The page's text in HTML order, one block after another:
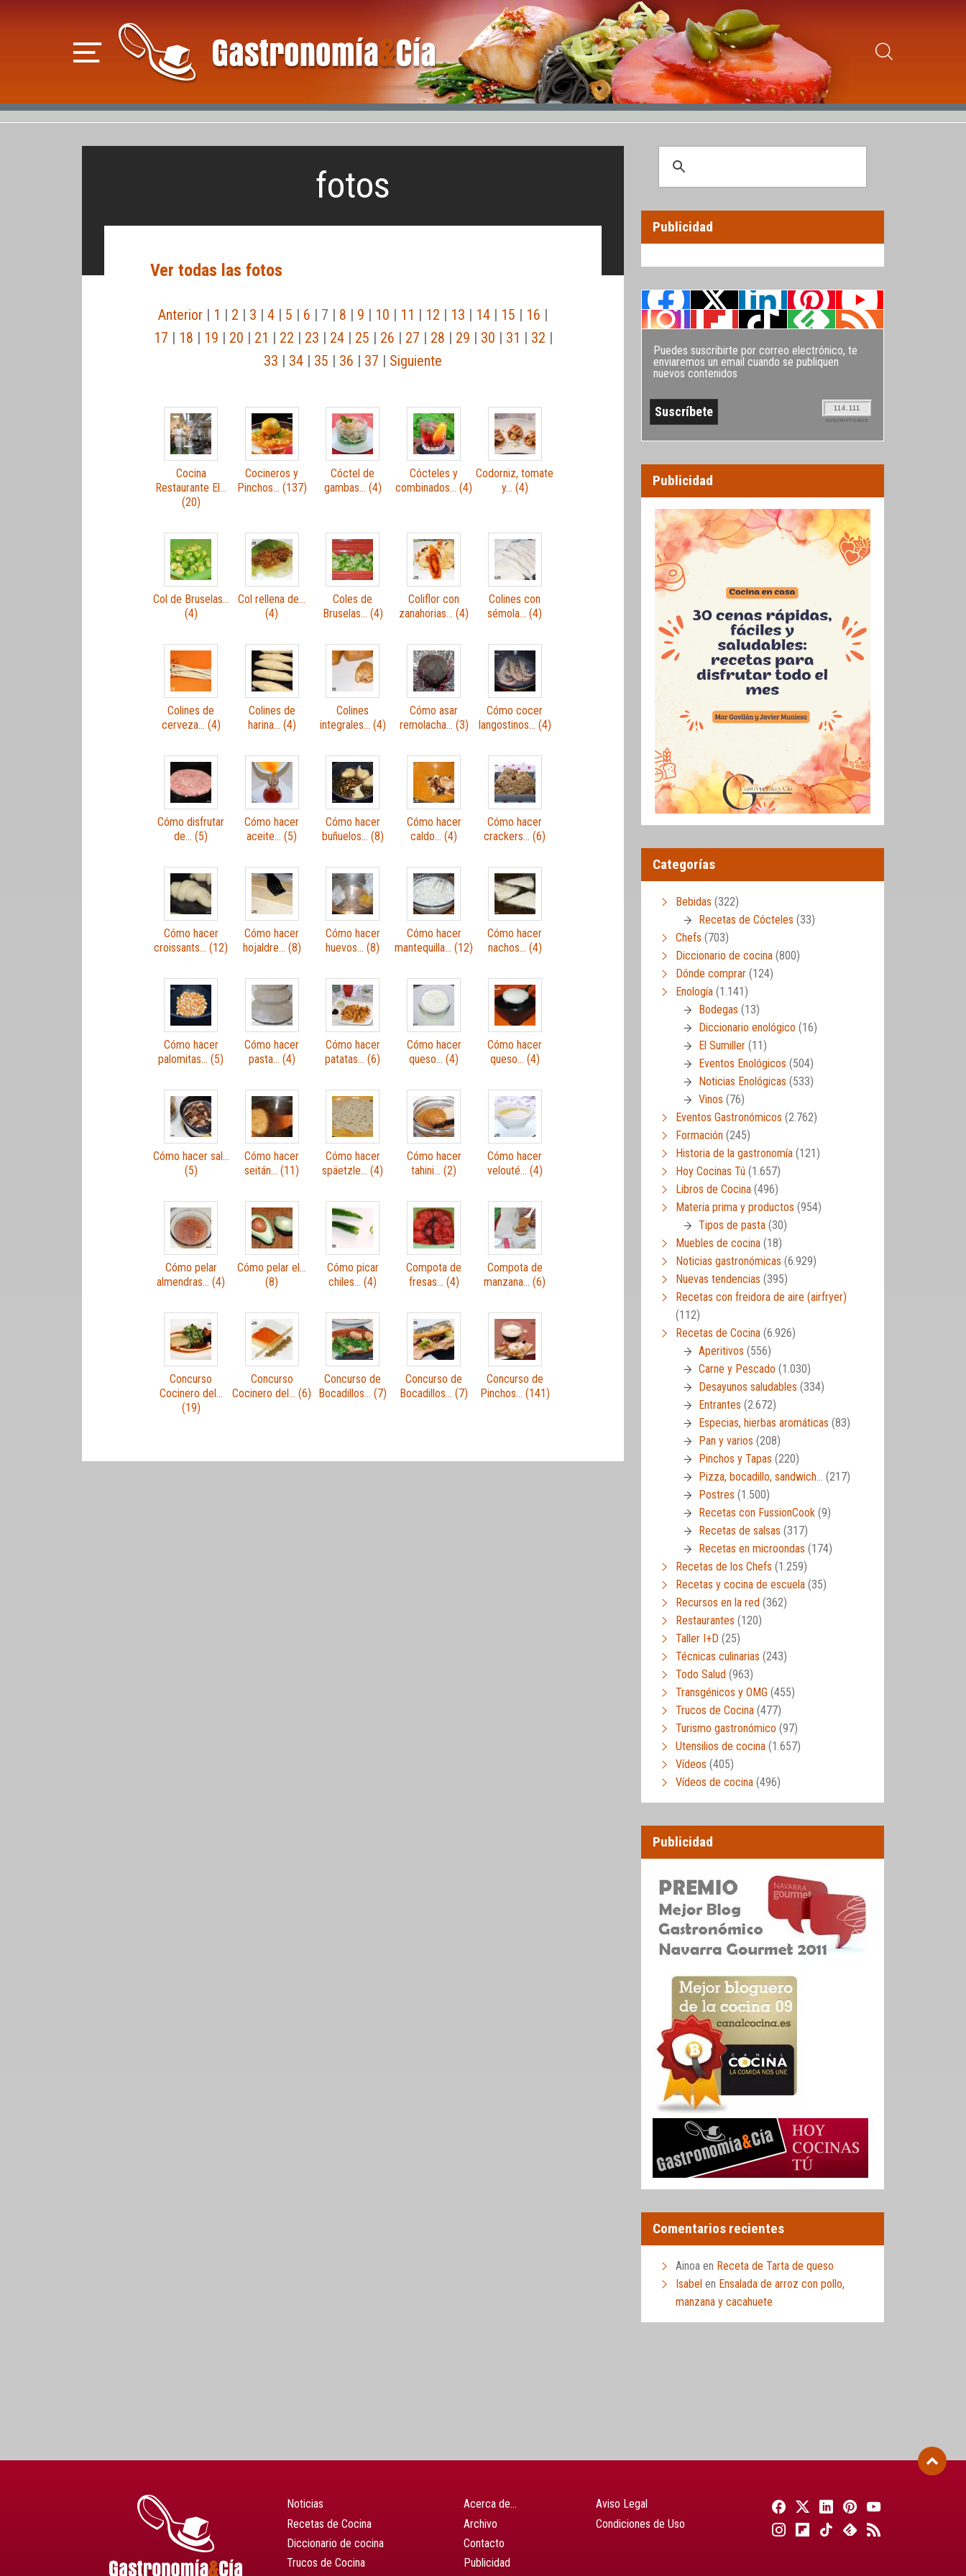
fotos
Ver todas las fotos
Anterior | 1 | 2 | 3 | 4 | 5 | 6 | 7 | 8 | 9 | 10 | 11 | 12 | 13 | 14 | 15 | 16 |
17 | 18 | 19 | 20 | 21 | 22 | 23 | 24| 25 | 26 | 27 | 28 | 29 | 30 | 31 | 32 |
33 | 34 | 35 | 36 | 37 | Siguiente
Cocina
Restaurante El…
(20)
Cocineros y
Pinchos… (137)
Cóctel de
gambas… (4)
Cócteles y
combinados… (4)
Codorniz, tomate
y… (4)
Col de Bruselas…
(4)
Col rellena de…
(4)
Coles de
Bruselas… (4)
Coliflor con
zanahorias… (4)
Colines con
sémola… (4)
Colines de
cerveza… (4)
Colines de
harina… (4)
Colines
integrales… (4)
Cómo asar
remolacha… (3)
Cómo cocer
langostinos… (4)
Cómo disfrutar
de… (5)
Cómo hacer
aceite… (5)
Cómo hacer
buñuelos… (8)
Cómo hacer
caldo… (4)
Cómo hacer
crackers… (6)
Cómo hacer
croissants… (12)
Cómo hacer
hojaldre… (8)
Cómo hacer
huevos… (8)
Cómo hacer
mantequilla… (12)
Cómo hacer
nachos… (4)
Cómo hacer
palomitas… (5)
Cómo hacer
pasta… (4)
Cómo hacer
patatas… (6)
Cómo hacer
queso… (4)
Cómo hacer
queso… (4)
Cómo hacer sal…
(5)
Cómo hacer
seitán… (11)
Cómo hacer
späetzle… (4)
Cómo hacer
tahini… (2)
Cómo hacer
velouté… (4)
Cómo pelar
almendras… (4)
Cómo pelar el…
(8)
Cómo picar
chiles… (4)
Compota de
fresas… (4)
Compota de
manzana… (6)
Concurso
Cocinero del…
(19)
Concurso
Cocinero del… (6)
Concurso de
Bocadillos… (7)
Concurso de
Bocadillos… (7)
Concurso de
Pinchos… (141)
Publicidad
Puedes suscribirte por correo electrónico, te
enviaremos un email cuando se publiquen
nuevos contenidos
114.111
SUSCRIPTORES
Publicidad
Categorías
Bebidas (322)
Recetas de Cócteles (33)
Chefs (703)
Diccionario de cocina (800)
Dónde comprar (124)
Enología (1.141)
Bodegas (13)
Diccionario enológico (16)
El Sumiller (11)
Eventos Enológicos (504)
Noticias Enológicas (533)
Vinos (76)
Eventos Gastronómicos (2.762)
Formación (245)
Historia de la gastronomía (121)
Hoy Cocinas Tú (1.657)
Libros de Cocina (496)
Materia prima y productos (954)
Tipos de pasta (30)
Muebles de cocina (18)
Noticias gastronómicas (6.929)
Nuevas tendencias (395)
Recetas con freidora de aire (airfryer)
(112)
Recetas de Cocina (6.926)
Aperitivos (556)
Carne y Pescado (1.030)
Desayunos saludables (334)
Entrantes (2.672)
Especias, hierbas aromáticas (83)
Pan y varios (208)
Pinchos y Tapas (220)
Pizza, bocadillo, sandwich… (217)
Postres (1.500)
Recetas con FussionCook (9)
Recetas de salsas (317)
Recetas en microondas (174)
Recetas de los Chefs (1.259)
Recetas y cocina de escuela (35)
Recursos en la red (362)
Restaurantes (120)
Taller I+D (25)
Técnicas culinarias (243)
Todo Salud (963)
Transgénicos y OMG (455)
Trucos de Cocina (477)
Turismo gastronómico (97)
Utensilios de cocina (1.657)
Vídeos (405)
Vídeos de cocina (496)
Publicidad
Comentarios recientes
Ainoa en Receta de Tarta de queso
Isabel en Ensalada de arroz con pollo,
manzana y cacahuete
Noticias
Recetas de Cocina
Diccionario de cocina
Trucos de Cocina
Acerca de…
Archivo
Contacto
Publicidad
Aviso Legal
Condiciones de Uso